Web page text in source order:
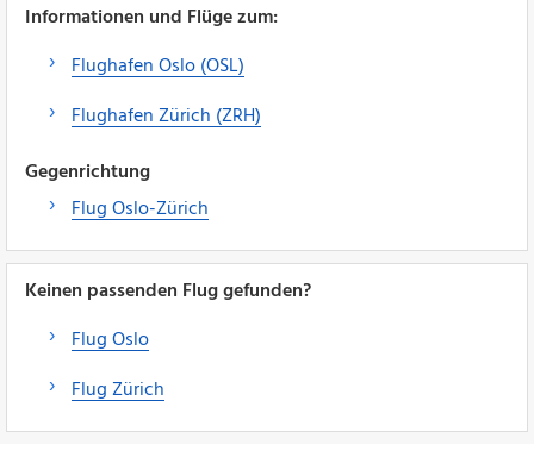
Informationen und Flüge zum:
Flughafen Oslo (OSL)
Flughafen Zürich (ZRH)
Gegenrichtung
Flug Oslo-Zürich
Keinen passenden Flug gefunden?
Flug Oslo
Flug Zürich